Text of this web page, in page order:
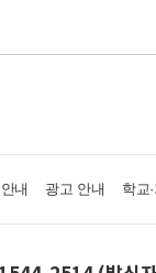
내 광고 안내 학교